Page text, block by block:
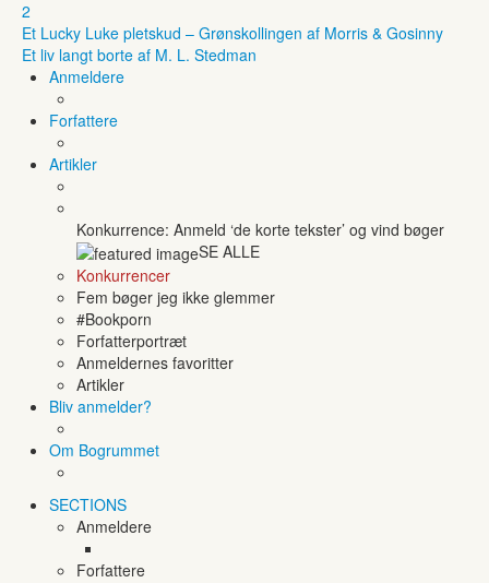
2
Et Lucky Luke pletskud – Grønskollingen af Morris & Gosinny
Et liv langt borte af M. L. Stedman
Anmeldere
Forfattere
Artikler
Konkurrence: Anmeld ‘de korte tekster’ og vind bøger
SE ALLE
Konkurrencer
Fem bøger jeg ikke glemmer
#Bookporn
Forfatterportræt
Anmeldernes favoritter
Artikler
Bliv anmelder?
Om Bogrummet
SECTIONS
Anmeldere
Forfattere